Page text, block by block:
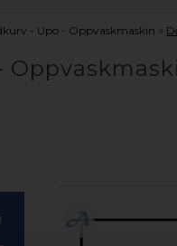
- Upo - Oppvaskmaskin »